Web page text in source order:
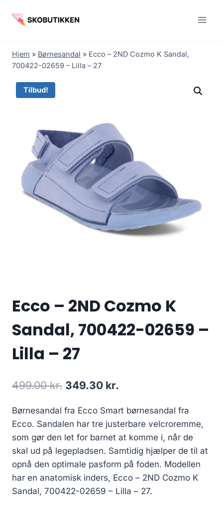
Hjem » Børnesandal » Ecco – 2ND Cozmo K Sandal,
700422-02659 – Lilla – 27
Tilbud!
Ecco – 2ND Cozmo K
Sandal, 700422-02659 –
Lilla – 27
499.00kr. Den
pris
var:
499.00 kr..
349.30 kr.
pris
er:
349.30 kr..
Børnesandal fra Ecco Smart børnesandal fra
Ecco. Sandalen har tre justerbare velcroremme,
som gør den let for barnet at komme i, når de
skal ud på legepladsen. Samtidig hjælper de til at
opnå den optimale pasform på foden. Modellen
har en anatomisk inders, Ecco – 2ND Cozmo K
Sandal, 700422-02659 – Lilla – 27.